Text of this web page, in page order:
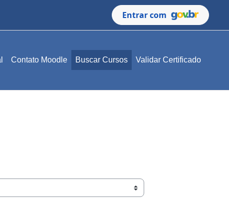
Entrar com
Contato Moodle Buscar Cursos Validar Certificado